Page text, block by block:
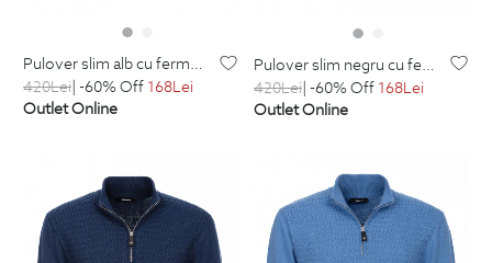
pulover slim alb cu fermoar din lana si acril
420Lei| -60% Off 168Lei
Outlet Online
pulover slim negru cu fermoar din lana si acril
420Lei| -60% Off 168Lei
Outlet Online